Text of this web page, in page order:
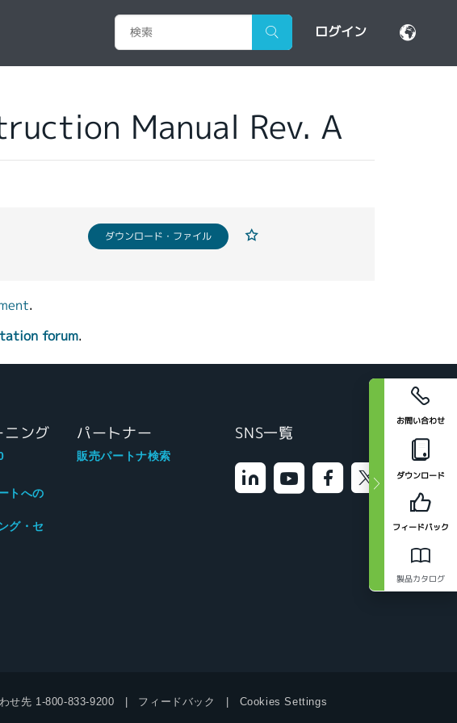
ログイン
お問い合わせ
ダウンロード
フィードバック
製品カタログ
Manual Rev. A
ダウンロード・ファイル
.
forum.
ニング
トへの
グ・セ
パートナー
販売パートナ検索
SNS一覧
せ先 1-800-833-9200 フィードバック Cookies Settings